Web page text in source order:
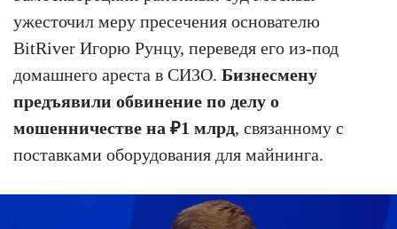
ужесточил меру пресечения основателю
BitRiver Игорю Рунцу, переведя его из-под
домашнего ареста в СИЗО. Бизнесмену
предъявили обвинение по делу о
мошенничестве на ₽1 млрд, связанному с
поставками оборудования для майнинга.